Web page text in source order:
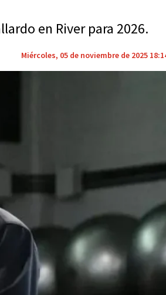
en River para 2026.
Miércoles, 05 de noviembre de 2025